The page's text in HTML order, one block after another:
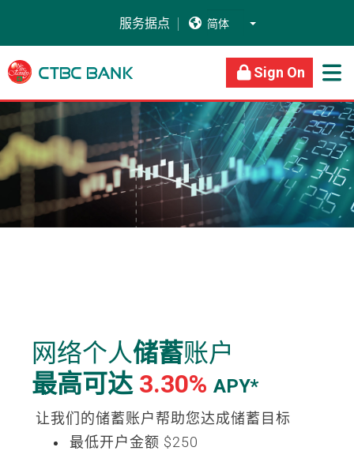
服务据点 
 Sign On
网络个人储蓄账户
最高可达3.30% APY*
让我们的储蓄账户帮助您达成储蓄目标
最低开户金额 $250